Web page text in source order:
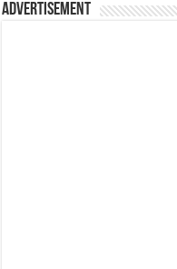
Advertisement